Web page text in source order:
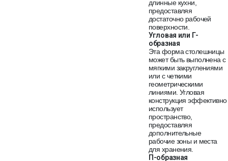
длинные кухни,
предоставляя
достаточно рабочей
поверхности.
Угловая или Г-
образная
Эта форма столешницы
может быть выполнена с
мягкими закруглениями
или с четкими
геометрическими
линиями. Угловая
конструкция эффективно
использует
пространство,
предоставляя
дополнительные
рабочие зоны и места
для хранения.
П-образная